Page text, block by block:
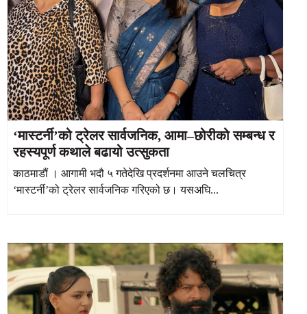
‘मास्टर्नी’को ट्रेलर सार्वजनिक, आमा–छोरीको सम्बन्ध र
रहस्यपूर्ण कथाले बढायो उत्सुकता
काठमाडौं । आगामी भदौ ५ गतेदेखि प्रदर्शनमा आउने चलचित्र
‘मास्टर्नी’को ट्रेलर सार्वजनिक गरिएको छ। यसअघि...